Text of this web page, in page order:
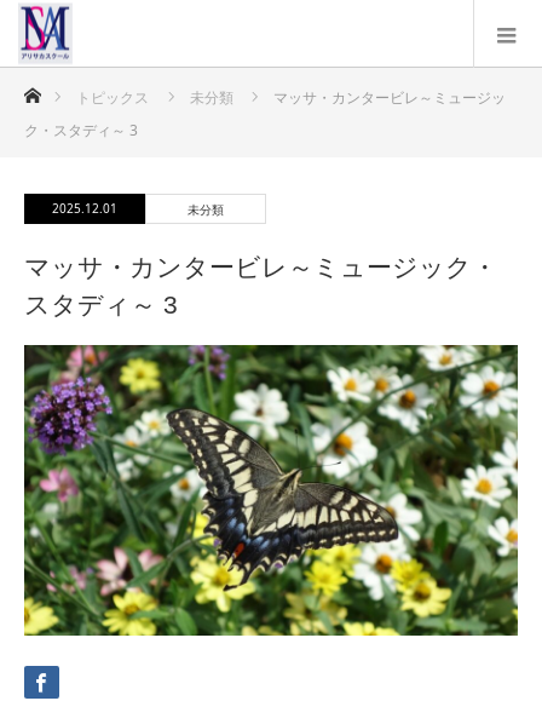
ホームトピックス 未分類
マッサ・カンタービレ～ミュージッ
ク・スタディ～ 3
2025.12.01 未分類
マッサ・カンタービレ～ミュージック・
スタディ～ 3